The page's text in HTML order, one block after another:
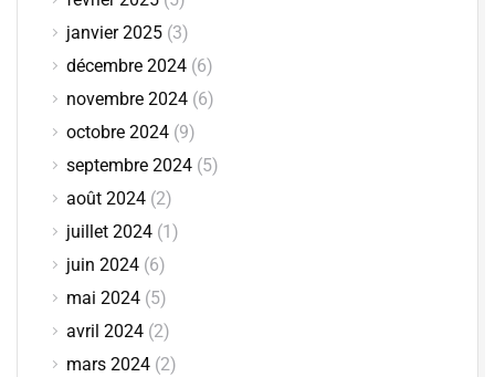
janvier 2025 (3)
décembre 2024 (6)
novembre 2024 (6)
octobre 2024 (9)
septembre 2024 (5)
août 2024 (2)
juillet 2024 (1)
juin 2024 (6)
mai 2024 (5)
avril 2024 (2)
mars 2024 (2)